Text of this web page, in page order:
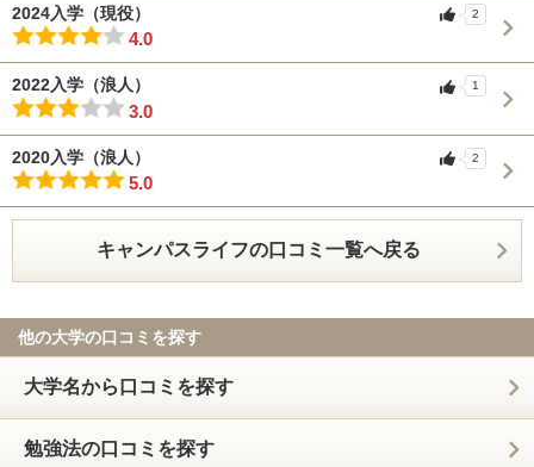
2024入学（現役）
4.0
2
2022入学（浪人）
3.0
1
2020入学（浪人）
5.0
2
キャンパスライフの口コミ一覧へ戻る
他の大学の口コミを探す
大学名から口コミを探す
勉強法の口コミを探す